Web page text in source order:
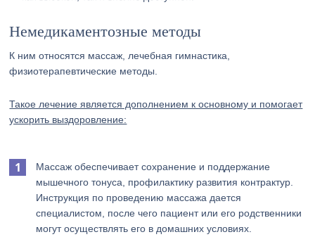
Немедикаментозные методы
К ним относятся массаж, лечебная гимнастика,
физиотерапевтические методы.
Такое лечение является дополнением к основному и помогает
ускорить выздоровление:
Массаж обеспечивает сохранение и поддержание
мышечного тонуса, профилактику развития контрактур.
Инструкция по проведению массажа дается
специалистом, после чего пациент или его родственники
могут осуществлять его в домашних условиях.